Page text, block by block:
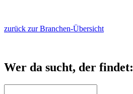
zurück zur Branchen-Übersicht
Wer da sucht, der findet: